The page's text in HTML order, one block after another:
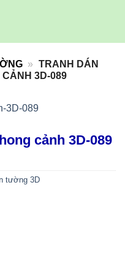
» TRANH DÁN
3D-089
cảnh 3D-089
tường 3D